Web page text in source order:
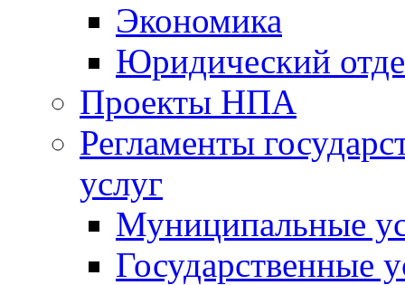
Экономика
Юридический
Проекты НПА
Регламенты
услуг
Муниципальные
Государственные